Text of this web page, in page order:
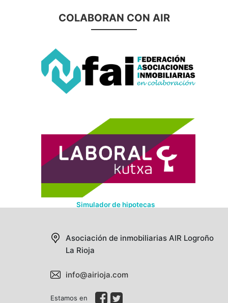
COLABORAN CON AIR
Simulador de hipotecas
Asociación de inmobiliarias AIR Logroño
La Rioja
info@airioja.com
Estamos en